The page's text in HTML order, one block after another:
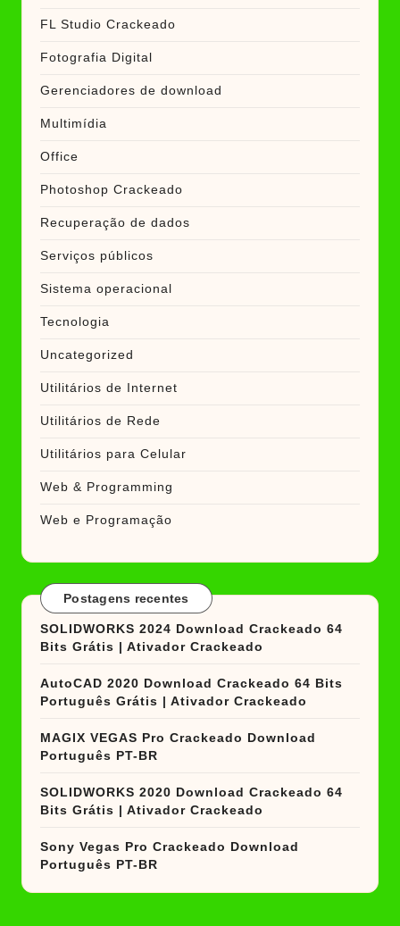
FL Studio Crackeado
Fotografia Digital
Gerenciadores de download
Multimídia
Office
Photoshop Crackeado
Recuperação de dados
Serviços públicos
Sistema operacional
Tecnologia
Uncategorized
Utilitários de Internet
Utilitários de Rede
Utilitários para Celular
Web & Programming
Web e Programação
Postagens recentes
SOLIDWORKS 2024 Download Crackeado 64
Bits Grátis | Ativador Crackeado
AutoCAD 2020 Download Crackeado 64 Bits
Português Grátis | Ativador Crackeado
MAGIX VEGAS Pro Crackeado Download
Português PT-BR
SOLIDWORKS 2020 Download Crackeado 64
Bits Grátis | Ativador Crackeado
Sony Vegas Pro Crackeado Download
Português PT-BR